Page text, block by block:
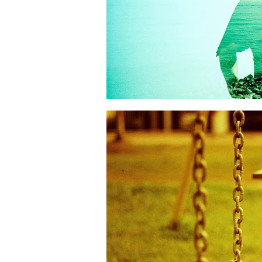
Publicações recentes